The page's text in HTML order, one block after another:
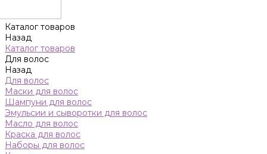
Каталог товаров
Назад
Каталог товаров
Для волос
Назад
Для волос
Маски для волос
Шампуни для волос
Эмульсии и сыворотки для волос
Масло для волос
Краска для волос
Наборы для волос